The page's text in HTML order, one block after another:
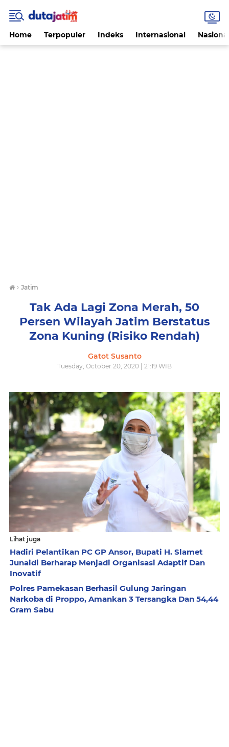
Home Terpopuler Indeks Internasional
› Jatim
Tak Ada Lagi Zona Merah, 50
Persen Wilayah Jatim Berstatus
Zona Kuning (Risiko Rendah)
Gatot Susanto
Tuesday, October 20, 2020 | 21:19 WIB
Lihat juga
Hadiri Pelantikan PC GP Ansor, Bupati H. Slamet
Junaidi Berharap Menjadi Organisasi Adaptif Dan
Inovatif
Polres Pamekasan Berhasil Gulung Jaringan
Narkoba di Proppo, Amankan 3 Tersangka Dan 54,44
Gram Sabu